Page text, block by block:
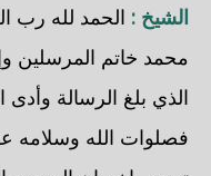
الشيخ : الحمد لله رب
محمد خاتم المرسلين
الذي بلغ الرسالة
فصلوات الله وسلامه